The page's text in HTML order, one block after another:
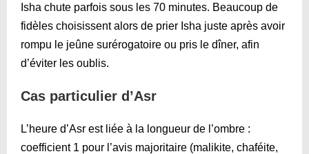
Isha chute parfois sous les 70 minutes. Beaucoup de
fidèles choisissent alors de prier Isha juste après avoir
rompu le jeûne surérogatoire ou pris le dîner, afin
d’éviter les oublis.
Cas particulier d’Asr
L’heure d’Asr est liée à la longueur de l’ombre :
coefficient 1 pour l’avis majoritaire (malikite, chaféite,